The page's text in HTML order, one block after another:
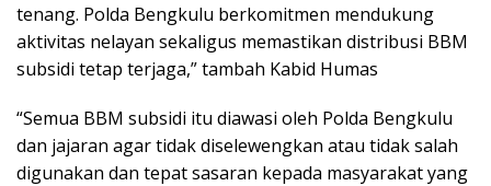
tenang. Polda Bengkulu berkomitmen mendukung
aktivitas nelayan sekaligus memastikan distribusi BBM
subsidi tetap terjaga,” tambah Kabid Humas
“Semua BBM subsidi itu diawasi oleh Polda Bengkulu
dan jajaran agar tidak diselewengkan atau tidak salah
digunakan dan tepat sasaran kepada masyarakat yang